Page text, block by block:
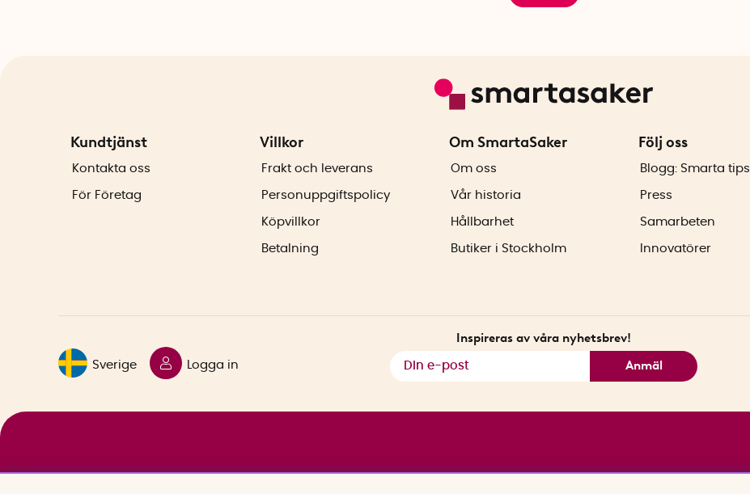
Kundtjänst
Kontakta oss
För Företag
Villkor
Frakt och leverans
Personuppgiftspolicy
Köpvillkor
Betalning
Om SmartaSaker
Om oss
Vår historia
Hållbarhet
Butiker i Stockholm
Följ oss
Blogg: Smarta tips
Press
Samarbeten
Innovatörer
Sverige Logga in
Inspireras av våra nyhetsbrev!
Anmäl